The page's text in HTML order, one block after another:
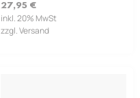
27,95 €
inkl. 20% MwSt
zzgl. Versand